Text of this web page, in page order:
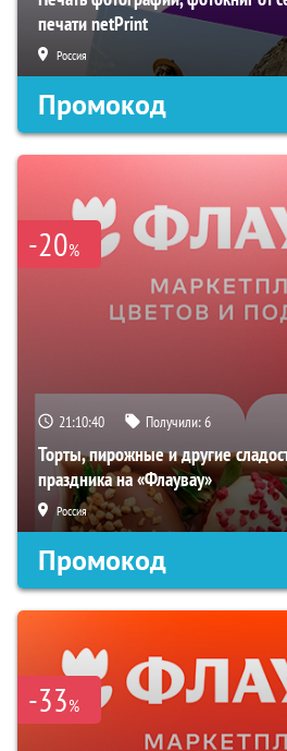
печати netPrint
Россия
Промокод
-20%
21:10:39 Получили:6
Торты, пирожные и другие
праздника на «Флаувау»
Россия
Промокод
-33%